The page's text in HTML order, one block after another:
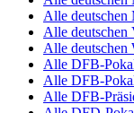
Alle deutschen
Alle deutschen
Alle deutschen
Alle DFB-
Alle DFB-
Alle DFB-